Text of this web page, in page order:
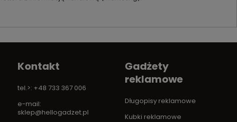
Kontakt
tel.>: +48 733 367 006
e-mail:
sklep@hellogadzet.pl
Gadżety
reklamowe
Długopisy reklamowe
Kubki reklamowe